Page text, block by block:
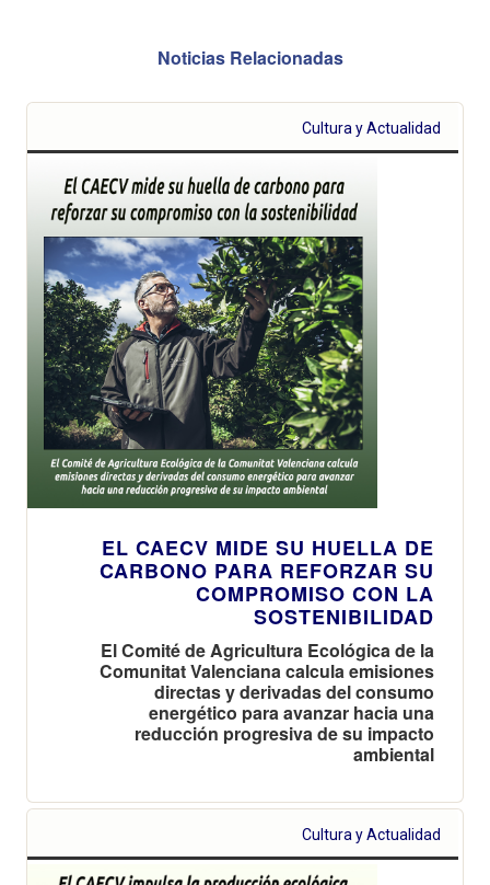
Noticias Relacionadas
Cultura y Actualidad
EL CAECV MIDE SU HUELLA DE
CARBONO PARA REFORZAR SU
COMPROMISO CON LA
SOSTENIBILIDAD
El Comité de Agricultura Ecológica de la
Comunitat Valenciana calcula emisiones
directas y derivadas del consumo
energético para avanzar hacia una
reducción progresiva de su impacto
ambiental
Cultura y Actualidad